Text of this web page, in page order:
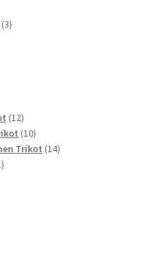
33
1212
Produkte
1010
Produkte
Trikot 1414
11